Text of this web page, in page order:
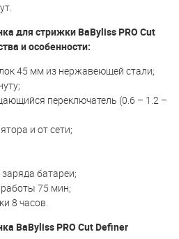
для стрижки BaByliss PRO Cut
и особенности:
45 мм из нержавеющей стали;
переключатель (0.6 – 1.2 –
и от сети;
батареи;
75 мин;
8 часов.
BaByliss PRO Cut Definer